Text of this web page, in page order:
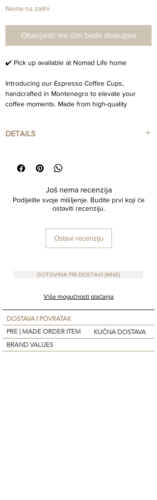
Nema na zalihi
Obavijesti me čim bude dostupno
✔️ Pick up available at Nomad Life home
Introducing our Espresso Coffee Cups,
handcrafted in Montenegro to elevate your
coffee moments. Made from high-quality
neutral-toned cups fit any décor. Shop now for
DETAILS
Handbuilt in Montenegro by NLH Studio
Još nema recenzija
Podijelite svoje mišljenje. Budite prvi koji će
ostaviti recenziju.
Ostavi recenziju
GOTOVINA PRI DOSTAVI (MNE)
Više mogućnosti plaćanja
DOSTAVA I POVRATAK
PRE | MADE ORDER ITEM
KUĆNA DOSTAVA
BRAND VALUES